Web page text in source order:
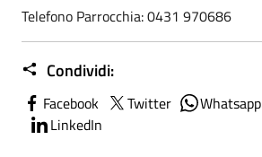
Telefono Parrocchia: 0431 970686
Condividi:
Facebook Twitter Whatsapp
LinkedIn